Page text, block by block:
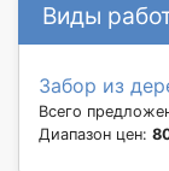
Виды
Забор из
Всего
Диапазон цен: